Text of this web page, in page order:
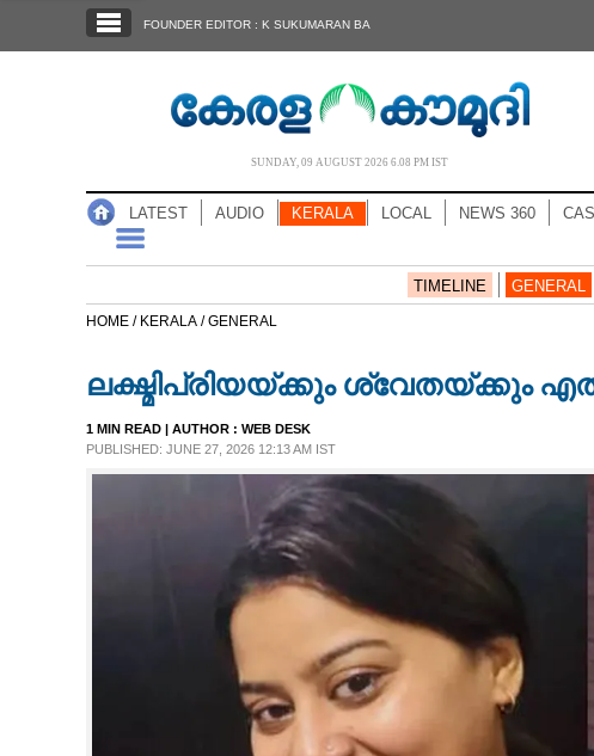
NOTIFIED NEWS
FOUNDER EDITOR : K SUKUMARAN BA
SUNDAY, 09 AUGUST 2026 6.08 PM IST
LATEST AUDIO KERALA LOCAL NEWS 360
TIMELINE GENERAL
HOME / KERALA /GENERAL
ലക്ഷ്മിപ്രിയയ്ക്കും ശ്വേതയ്ക്കും
1 MIN READ | AUTHOR : WEB DESK
PUBLISHED: JUNE 27, 2026 12:13 AM IST